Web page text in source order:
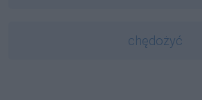
chędożyć